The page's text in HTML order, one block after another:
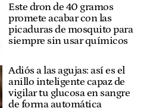
Este dron de 40 gramos
promete acabar con las
picaduras de mosquito para
siempre sin usar químicos
Adiós a las agujas: así es el
anillo inteligente capaz de
vigilar tu glucosa en sangre
de forma automática